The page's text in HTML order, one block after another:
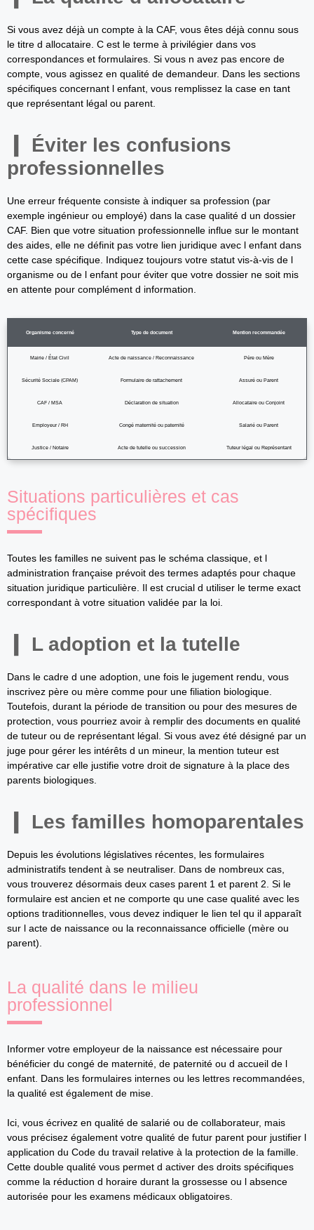
Si vous avez déjà un compte à la CAF, vous êtes déjà connu sous
le titre d allocataire. C est le terme à privilégier dans vos
correspondances et formulaires. Si vous n avez pas encore de
compte, vous agissez en qualité de demandeur. Dans les sections
spécifiques concernant l enfant, vous remplissez la case en tant
que représentant légal ou parent.
Éviter les confusions
professionnelles
Une erreur fréquente consiste à indiquer sa profession (par
exemple ingénieur ou employé) dans la case qualité d un dossier
CAF. Bien que votre situation professionnelle influe sur le montant
des aides, elle ne définit pas votre lien juridique avec l enfant dans
cette case spécifique. Indiquez toujours votre statut vis-à-vis de l
organisme ou de l enfant pour éviter que votre dossier ne soit mis
en attente pour complément d information.
Organisme concerné Type de document Mention recommandée
Mairie / État Civil Acte de naissance / Reconnaissance Père ou Mère
Sécurité Sociale (CPAM) Formulaire de rattachement Assuré ou Parent
CAF / MSA Déclaration de situation Allocataire ou Conjoint
Employeur / RH Congé maternité ou paternité Salarié ou Parent
Justice / Notaire Acte de tutelle ou succession Tuteur légal ou Représentant
Situations particulières et cas
spécifiques
Toutes les familles ne suivent pas le schéma classique, et l
administration française prévoit des termes adaptés pour chaque
situation juridique particulière. Il est crucial d utiliser le terme exact
correspondant à votre situation validée par la loi.
L adoption et la tutelle
Dans le cadre d une adoption, une fois le jugement rendu, vous
inscrivez père ou mère comme pour une filiation biologique.
Toutefois, durant la période de transition ou pour des mesures de
protection, vous pourriez avoir à remplir des documents en qualité
de tuteur ou de représentant légal. Si vous avez été désigné par un
juge pour gérer les intérêts d un mineur, la mention tuteur est
impérative car elle justifie votre droit de signature à la place des
parents biologiques.
Les familles homoparentales
Depuis les évolutions législatives récentes, les formulaires
administratifs tendent à se neutraliser. Dans de nombreux cas,
vous trouverez désormais deux cases parent 1 et parent 2. Si le
formulaire est ancien et ne comporte qu une case qualité avec les
options traditionnelles, vous devez indiquer le lien tel qu il apparaît
sur l acte de naissance ou la reconnaissance officielle (mère ou
parent).
La qualité dans le milieu
professionnel
Informer votre employeur de la naissance est nécessaire pour
bénéficier du congé de maternité, de paternité ou d accueil de l
enfant. Dans les formulaires internes ou les lettres recommandées,
la qualité est également de mise.
Ici, vous écrivez en qualité de salarié ou de collaborateur, mais
vous précisez également votre qualité de futur parent pour justifier l
application du Code du travail relative à la protection de la famille.
Cette double qualité vous permet d activer des droits spécifiques
comme la réduction d horaire durant la grossesse ou l absence
autorisée pour les examens médicaux obligatoires.